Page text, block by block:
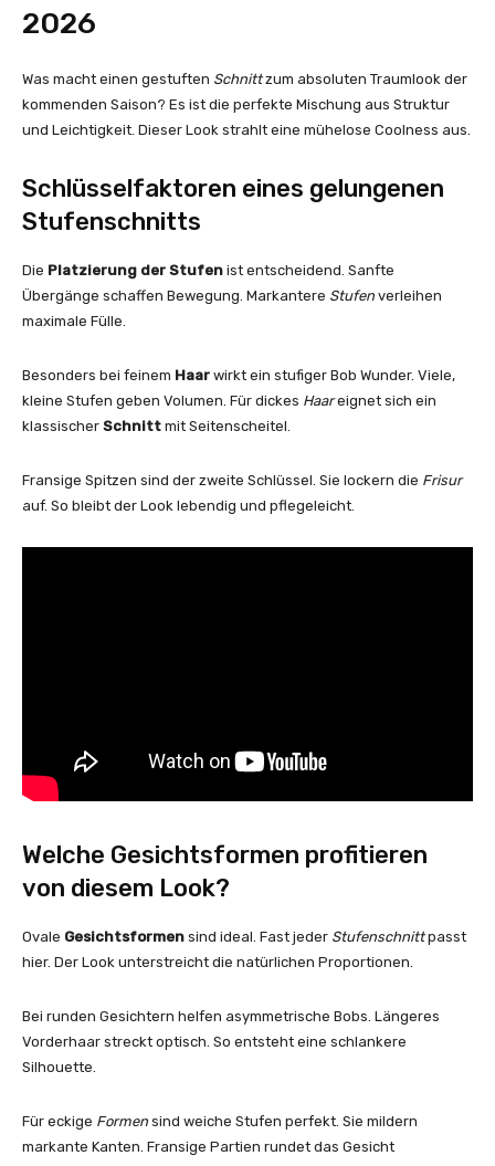
2026
Was macht einen gestuften Schnittzum absoluten Traumlook der
kommenden Saison? Es ist die perfekte Mischung aus Struktur
und Leichtigkeit. Dieser Look strahlt eine mühelose Coolness aus.
Schlüsselfaktoren eines gelungenen
Stufenschnitts
Die Platzierung der Stufen ist entscheidend. Sanfte
Übergänge schaffen Bewegung. Markantere Stufen verleihen
maximale Fülle.
Besonders bei feinem Haar wirkt ein stufiger Bob Wunder. Viele,
kleine Stufen geben Volumen. Für dickes Haareignet sich ein
klassischer Schnitt mit Seitenscheitel.
Fransige Spitzen sind der zweite Schlüssel. Sie lockern die Frisur
auf. So bleibt der Look lebendig und pflegeleicht.
Welche Gesichtsformen profitieren
von diesem Look?
Ovale Gesichtsformen sind ideal. Fast jeder Stufenschnittpasst
hier. Der Look unterstreicht die natürlichen Proportionen.
Bei runden Gesichtern helfen asymmetrische Bobs. Längeres
Vorderhaar streckt optisch. So entsteht eine schlankere
Silhouette.
Für eckige Formen sind weiche Stufen perfekt. Sie mildern
markante Kanten. Fransige Partien rundet das Gesicht